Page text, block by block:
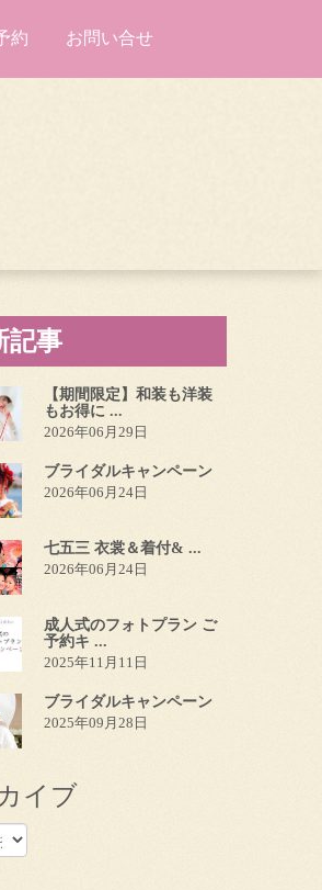
約 お問い合せ
記事
【期間限定】和装も洋装
もお得に ...
2026年06月29日
ブライダルキャンペーン
2026年06月24日
七五三 衣裳＆着付& ...
2026年06月24日
成人式のフォトプラン ご
予約キ ...
2025年11月11日
ブライダルキャンペーン
2025年09月28日
イブ